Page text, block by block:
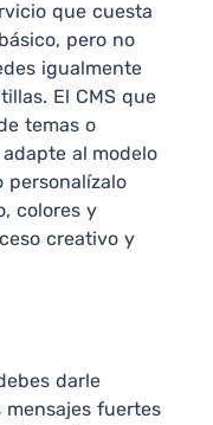
que cuesta
pero no
igualmente
El CMS que
temas o
al modelo
personalízalo
colores y
creativo y
darle
mensajes fuertes